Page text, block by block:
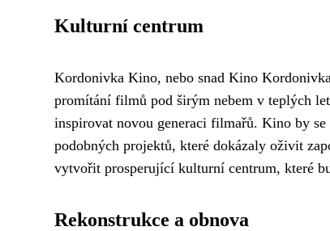
Kulturní centrum
Kordonivka Kino, nebo snad Kino
promítání filmů pod širým nebem v teplých
inspirovat novou generaci filmařů. Kino by
podobných projektů, které dokázaly oživit
vytvořit prosperující kulturní centrum, které
Rekonstrukce a obnova